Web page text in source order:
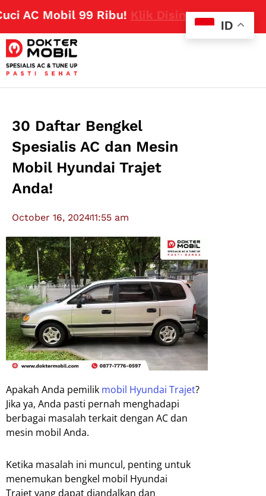
AC Mobil 99 Ribu!Klik Disini
30 Daftar Bengkel
Spesialis AC dan Mesin
Mobil Hyundai Trajet
Anda!
October 16, 202411:55 am
Apakah Anda pemilik mobil Hyundai Trajet?
Jika ya, Anda pasti pernah menghadapi
berbagai masalah terkait dengan AC dan
mesin mobil Anda.
Ketika masalah ini muncul, penting untuk
menemukan bengkel mobil Hyundai
Trajet yang dapat diandalkan dan
ID